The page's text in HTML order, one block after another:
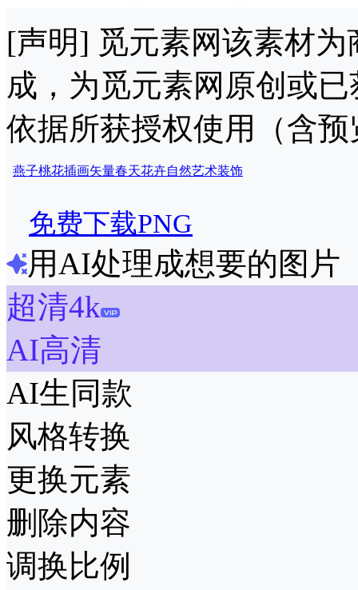
[声明] 觅元素网该素材
成，为觅元素网原创或
依据所获授权使用（含
燕子桃花插画矢量春天花卉自然艺术装饰
免费下载PNG
用AI处理成想要的图片
超清4k
AI高清
AI生同款
风格转换
更换元素
删除内容
调换比例